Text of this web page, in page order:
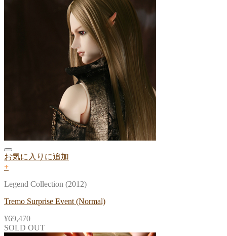
お気に入りに追加
+
Legend Collection (2012)
Tremo Surprise Event (Normal)
¥69,470
SOLD OUT